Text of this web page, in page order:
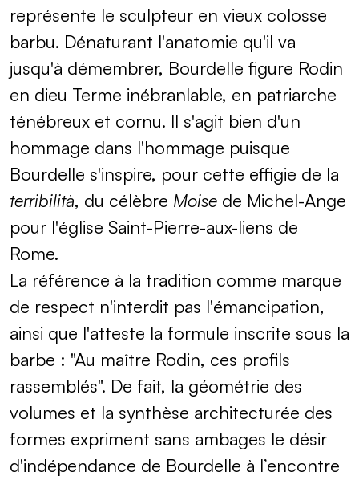
représente le sculpteur en vieux colosse
barbu. Dénaturant l'anatomie qu'il va
jusqu'à démembrer, Bourdelle figure Rodin
en dieu Terme inébranlable, en patriarche
ténébreux et cornu. Il s'agit bien d'un
hommage dans l'hommage puisque
Bourdelle s'inspire, pour cette effigie de la
terribilità, du célèbre Moise de Michel-Ange
pour l'église Saint-Pierre-aux-liens de
Rome.
La référence à la tradition comme marque
de respect n'interdit pas l'émancipation,
ainsi que l'atteste la formule inscrite sous la
barbe : "Au maître Rodin, ces profils
rassemblés". De fait, la géométrie des
volumes et la synthèse architecturée des
formes expriment sans ambages le désir
d'indépendance de Bourdelle à l’encontre